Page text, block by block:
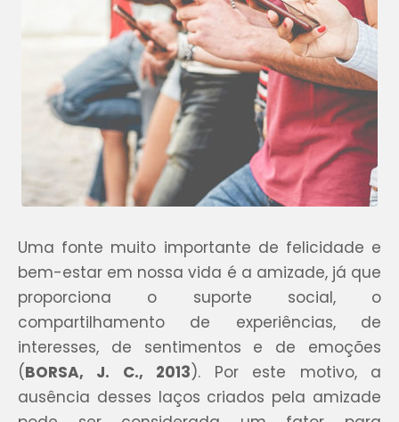
Uma fonte muito importante de felicidade e
bem-estar em nossa vida é a amizade, já que
proporciona o suporte social, o
compartilhamento de experiências, de
interesses, de sentimentos e de emoções
(BORSA, J. C., 2013). Por este motivo, a
ausência desses laços criados pela amizade